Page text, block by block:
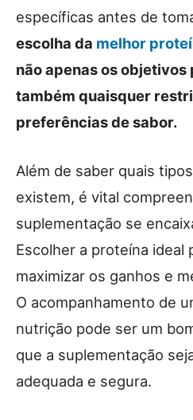
específicas antes de
escolha da melhor
não apenas os objetivos
também quaisquer
preferências de sabor.
Além de saber quais
existem, é vital
suplementação se
Escolher a proteína ideal
maximizar os ganhos e
O acompanhamento de
nutrição pode ser um
que a suplementação
adequada e segura.